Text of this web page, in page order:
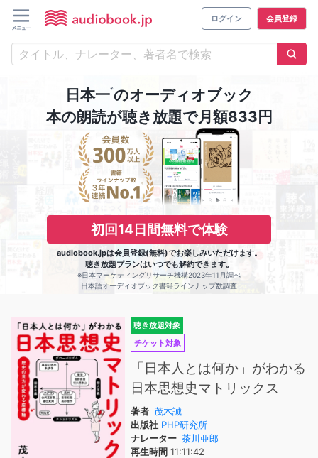
ログイン 会員登録
日本一※のオーディオブック
本の朗読が聴き放題で月額833円
初回14日間無料で体験
audiobook.jpは会員登録(無料)でお楽しみいただけます。
聴き放題プランはいつでも解約できます。
※日本マーケティングリサーチ機構2023年11月調べ
日本語オーディオブック書籍ラインナップ数調査
聴き放題対象
チケット対象
「日本人とは何か」がわかる
日本思想史マトリックス
著者 茂木誠
出版社 PHP研究所
ナレーター 茶川亜郎
再生時間 11:11:42